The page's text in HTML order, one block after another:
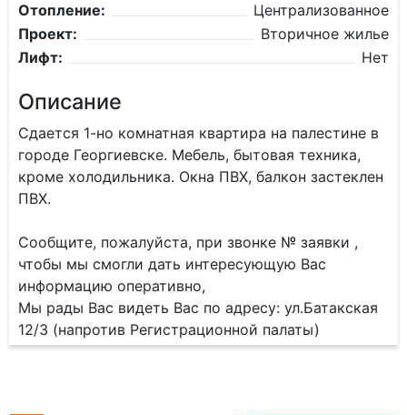
Отопление:
Централизованное
Проект:
Вторичное жилье
Лифт:
Нет
Описание
Сдается 1-но комнатная квартира на палестине в
городе Георгиевске. Мебель, бытовая техника,
кроме холодильника. Окна ПВХ, балкон застеклен
ПВХ.
Сообщите, пожалуйста, при звонке № заявки ,
чтобы мы смогли дать интересующую Вас
информацию оперативно,
Мы рады Вас видеть Вас по адресу: ул.Батакская
12/3 (напротив Регистрационной палаты)